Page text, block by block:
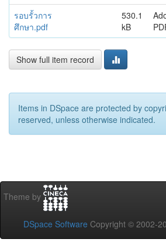
รอบรั้วการ
ศึกษา.pdf
530.1
kB
Show full item record
Items in DSpace are protected by
reserved, unless otherwise indicated.
Theme by
DSpace Software Copyright © 2002-